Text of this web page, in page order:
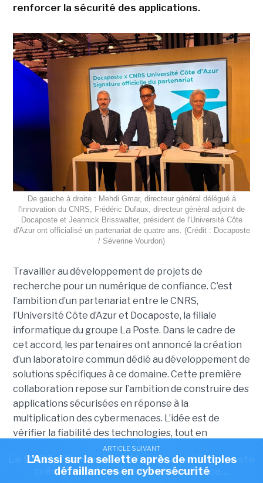
ARTICLE SUIVANT
Le CNRS, l'Université Côte d'Azur et Docaposte
créent un laboratoire axé confiance...
renforcer la sécurité des applications.
De gauche à droite : Mehdi Gmar, directeur général délégué à
l'innovation du CNRS, Frédéric Dufaux, directeur général adjoint de
Docaposte et Jeannick Brisswalter, président de l'Université Côte
d'Azur ont officialisé un partenariat de quatre ans. (Crédit : Docaposte
/ Séverine Vourdon)
Travailler au développement de projets de
recherche pour un numérique de confiance. C’est
l’ambition d’un partenariat entre le CNRS,
l’Université Côte d’Azur et Docaposte, la filiale
informatique du groupe La Poste. Dans le cadre de
cet accord, les partenaires ont annoncé la création
d’un laboratoire commun dédié au développement de
solutions spécifiques à ce domaine. Cette première
collaboration repose sur l’ambition de construire des
applications sécurisées en réponse à la
multiplication des cybermenaces. L’idée est de
vérifier la fiabilité des technologies, tout en
promouvant une utilisation inclusive, éthique et
responsable des données. Pour mettre en œuvre
LINCS – Laboratoire informatique pour un
ARTICLE SUIVANT
L'Anssi sur la sellette après de multiples
défaillances en cybersécurité